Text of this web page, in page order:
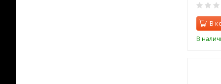
В
В